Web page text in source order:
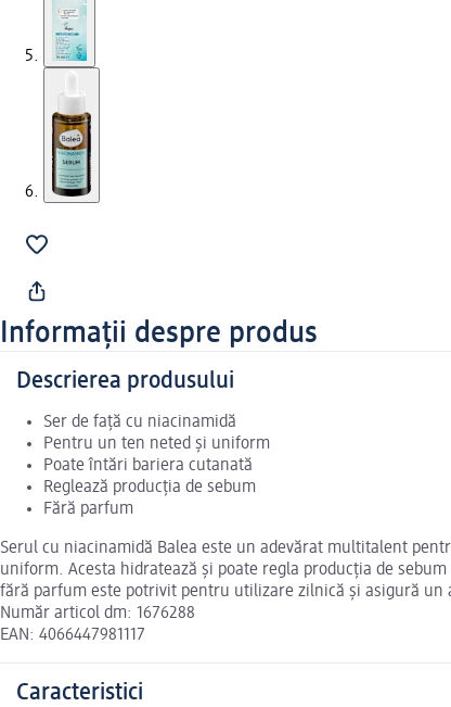
Informații despre produs
Descrierea produsului
Ser de față cu niacinamidă
Pentru un ten neted și uniform
Poate întări bariera cutanată
Reglează producția de sebum
Fără parfum
Serul cu niacinamidă Balea este un adevărat multitalent
uniform. Acesta hidratează și poate regla producția de
fără parfum este potrivit pentru utilizare zilnică și asigură un
Număr articol dm: 1676288
EAN: 4066447981117
Caracteristici